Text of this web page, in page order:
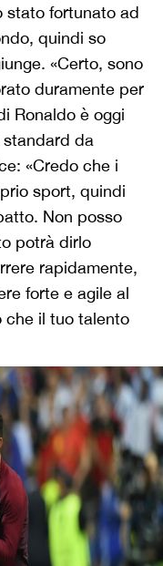
stato fortunato ad
quindi so
«Certo, sono
duramente per
Ronaldo è oggi
standard da
«Credo che i
sport, quindi
Non posso
potrà dirlo
rapidamente,
forte e agile al
che il tuo talento